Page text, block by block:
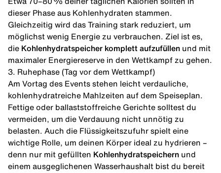
dieser Phase aus Kohlenhydraten stammen.
Gleichzeitig wird das Training stark reduziert, um
möglichst wenig Energie zu verbrauchen. Ziel ist es,
die Kohlenhydratspeicher komplett aufzufüllen und mit
maximaler Energiereserve in den Wettkampf zu gehen.
3. Ruhephase (Tag vor dem Wettkampf)
Am Vortag des Events stehen leicht verdauliche,
kohlenhydratreiche Mahlzeiten auf dem Speiseplan.
Fettige oder ballaststoffreiche Gerichte solltest du
vermeiden, um die Verdauung nicht unnötig zu
belasten. Auch die Flüssigkeitszufuhr spielt eine
wichtige Rolle, um deinen Körper ideal zu hydrieren –
denn nur mit gefüllten Kohlenhydratspeichern und
einem ausgeglichenen Wasserhaushalt bist du bereit